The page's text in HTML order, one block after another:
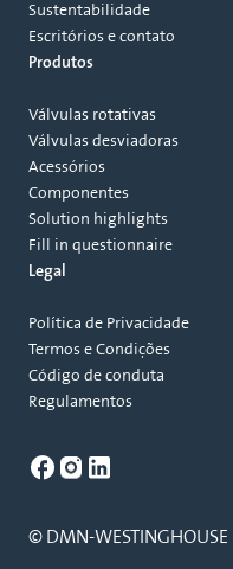
Sustentabilidade
Escritórios e contato
Produtos
Válvulas rotativas
Válvulas desviadoras
Acessórios
Componentes
Solution highlights
Fill in questionnaire
Legal
Política de Privacidade
Termos e Condições
Código de conduta
Regulamentos
© DMN-